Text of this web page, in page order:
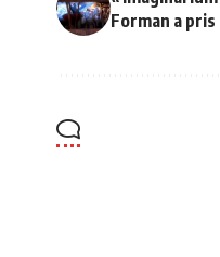
Forman a